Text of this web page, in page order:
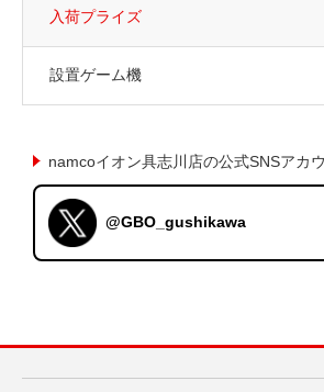
入荷プライズ
設置ゲーム機
namcoイオン具志川店の公式SNSアカ
@GBO_gushikawa